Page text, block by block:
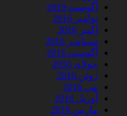
آگوست 2019
نوامبر 2016
اکتبر 2016
سپتامبر 2016
آگوست 2016
جولای 2016
ژوئن 2016
می 2016
آوریل 2016
مارس 2016